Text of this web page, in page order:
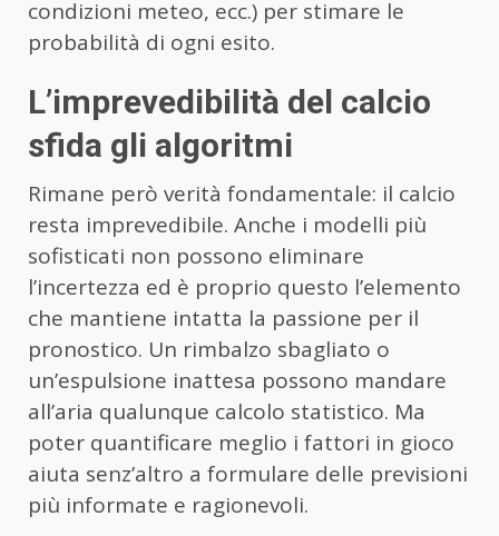
condizioni meteo, ecc.) per stimare le
probabilità di ogni esito.
L’imprevedibilità del calcio
sfida gli algoritmi
Rimane però verità fondamentale: il calcio
resta imprevedibile. Anche i modelli più
sofisticati non possono eliminare
l’incertezza ed è proprio questo l’elemento
che mantiene intatta la passione per il
pronostico. Un rimbalzo sbagliato o
un’espulsione inattesa possono mandare
all’aria qualunque calcolo statistico. Ma
poter quantificare meglio i fattori in gioco
aiuta senz’altro a formulare delle previsioni
più informate e ragionevoli.